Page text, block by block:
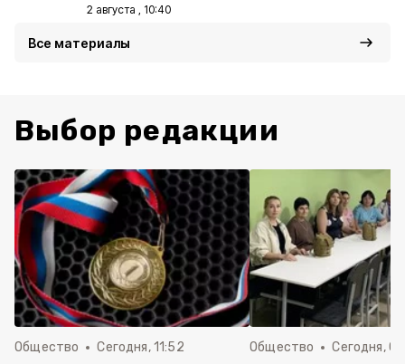
2 августа , 10:40
Все материалы
Выбор редакции
Общество Сегодня, 11:52 Общество Сегодня,